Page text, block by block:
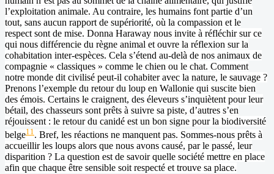
l’exploitation animale. Au contraire, les humains font partie d’un
tout, sans aucun rapport de supériorité, où la compassion et le
respect sont de mise. Donna Haraway nous invite à réfléchir sur ce
qui nous différencie du règne animal et ouvre la réflexion sur la
cohabitation inter-espèces. Cela s’étend au-delà de nos animaux de
compagnie « classiques » comme le chien ou le chat. Comment
notre monde dit civilisé peut-il cohabiter avec la nature, le sauvage ?
Prenons l’exemple du retour du loup en Wallonie qui suscite bien
des émois. Certains le craignent, des éleveurs s’inquiètent pour leur
bétail, des chasseurs sont prêts à suivre sa piste, d’autres s’en
réjouissent : le retour du canidé est un bon signe pour la biodiversité
belge11. Bref, les réactions ne manquent pas. Sommes-nous prêts à
accueillir les loups alors que nous avons causé, par le passé, leur
disparition ? La question est de savoir quelle société mettre en place
afin que chaque être sensible soit respecté et trouve sa place.